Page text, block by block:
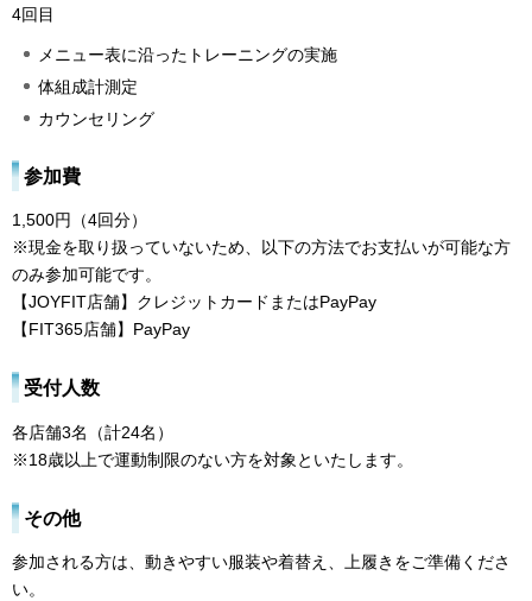
4回目
メニュー表に沿ったトレーニングの実施
体組成計測定
カウンセリング
参加費
1,500円（4回分）
※現金を取り扱っていないため、以下の方法でお支払いが可能な方
のみ参加可能です。
【JOYFIT店舗】クレジットカードまたはPayPay
【FIT365店舗】PayPay
受付人数
各店舗3名（計24名）
※18歳以上で運動制限のない方を対象といたします。
その他
参加される方は、動きやすい服装や着替え、上履きをご準備くださ
い。